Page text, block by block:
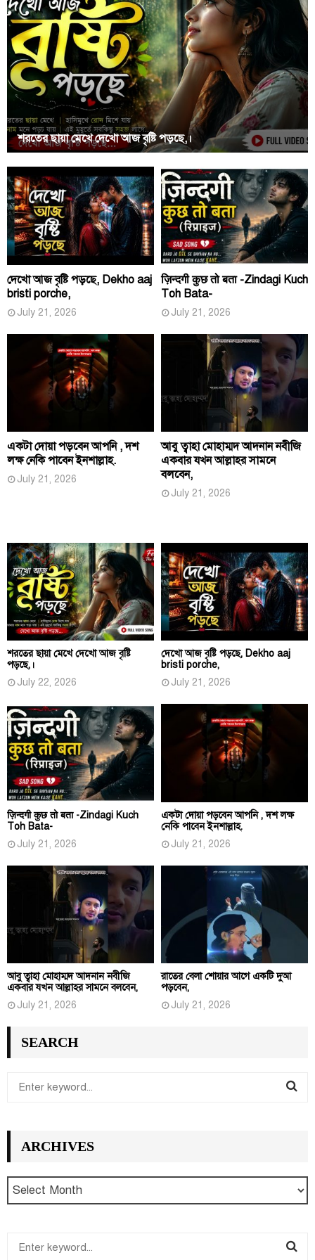
শরতের ছায়া মেখে দেখো আজ বৃষ্টি পড়ছে,।
দেখো আজ বৃষ্টি পড়ছে, Dekho aaj
bristi porche,
July 21, 2026
ज़िन्दगी कुछ तो बता -Zindagi Kuch
Toh Bata-
July 21, 2026
একটা দোয়া পড়বেন আপনি , দশ
লক্ষ নেকি পাবেন ইনশাল্লাহ.
July 21, 2026
আবু ত্বাহা মোহাম্মদ আদনান নবীজি
একবার যখন আল্লাহর সামনে
বলবেন,
July 21, 2026
শরতের ছায়া মেখে দেখো আজ বৃষ্টি
পড়ছে,।
July 22, 2026
দেখো আজ বৃষ্টি পড়ছে, Dekho aaj
bristi porche,
July 21, 2026
ज़िन्दगी कुछ तो बता -Zindagi Kuch
Toh Bata-
July 21, 2026
একটা দোয়া পড়বেন আপনি , দশ লক্ষ
নেকি পাবেন ইনশাল্লাহ.
July 21, 2026
আবু ত্বাহা মোহাম্মদ আদনান নবীজি
একবার যখন আল্লাহর সামনে বলবেন,
July 21, 2026
রাতের বেলা শোয়ার আগে একটি দুআ
পড়বেন,
July 21, 2026
SEARCH
r
o
H
ARCHIVES